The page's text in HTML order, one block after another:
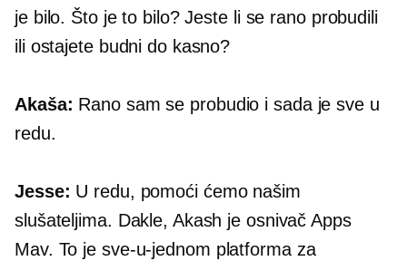
je bilo. Što je to bilo? Jeste li se rano probudili
ili ostajete budni do kasno?
Akaša: Rano sam se probudio i sada je sve u
redu.
Jesse: U redu, pomoći ćemo našim
slušateljima. Dakle, Akash je osnivač Apps
Mav. To je sve-u-jednom platforma za